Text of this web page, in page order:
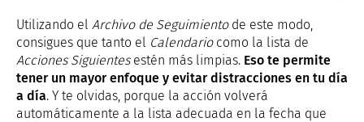
Utilizando el Archivo de Seguimientode este modo,
consigues que tanto el Calendariocomo la lista de
Acciones Siguientesestén más limpias. Eso te permite
tener un mayor enfoque y evitar distracciones en tu día
a día. Y te olvidas, porque la acción volverá
automáticamente a la lista adecuada en la fecha que